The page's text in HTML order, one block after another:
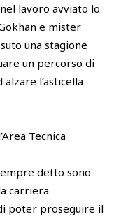
lavoro avviato lo
e mister
una stagione
un percorso di
l’asticella
Tecnica
detto sono
carriera
poter proseguire il